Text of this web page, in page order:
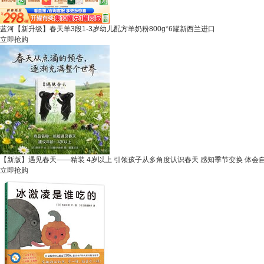
蓝河【新升级】春天羊3段1-3岁幼儿配方羊奶粉800g*6罐新西兰进口
立即抢购
【新版】遇见春天——精装 4岁以上 引领孩子从多角度认识春天 感知季节变换 体会
立即抢购